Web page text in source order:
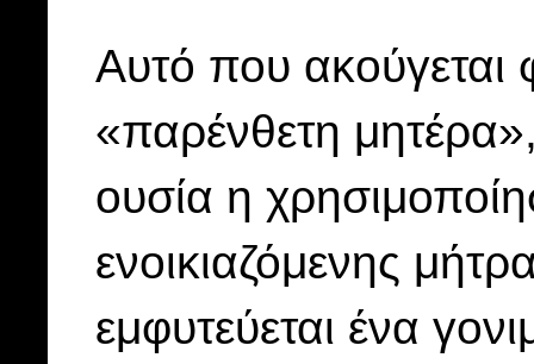
Αυτό που ακούγεται
«παρένθετη μητέρα»,
ουσία η
ενοικιαζόμενης
εμφυτεύεται ένα